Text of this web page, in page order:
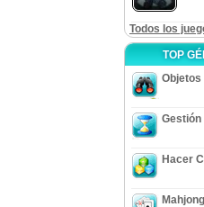
Todos los
TOP
Objetos
Gestión
Hacer
Mahjong